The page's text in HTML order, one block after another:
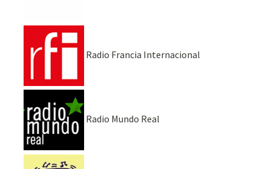
Radio Francia Internacional
Radio Mundo Real